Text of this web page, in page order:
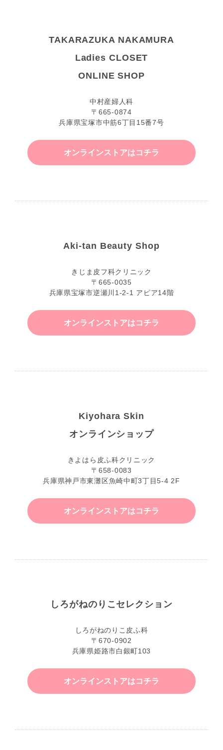
TAKARAZUKA NAKAMURA
Ladies CLOSET
ONLINE SHOP
中村産婦人科
〒665-0874
兵庫県宝塚市中筋6丁目15番7号
オンラインストアはコチラ
Aki-tan Beauty Shop
きじま皮フ科クリニック
〒665-0035
兵庫県宝塚市逆瀬川1-2-1 アピア14階
オンラインストアはコチラ
Kiyohara Skin
オンラインショップ
きよはら皮ふ科クリニック
〒658-0083
兵庫県神戸市東灘区魚崎中町3丁目5-4 2F
オンラインストアはコチラ
しろがねのりこセレクション
しろがねのりこ皮ふ科
〒670-0902
兵庫県姫路市白銀町103
オンラインストアはコチラ